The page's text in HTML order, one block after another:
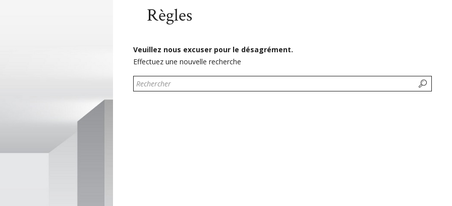
Accueil Fournitures scolaires
Règles
Veuillez nous excuser pour le désagrément.
Effectuez une nouvelle recherche